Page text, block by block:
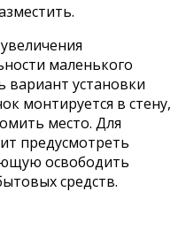
маленького
вариант установки
монтируется в стену,
место. Для
предусмотреть
освободить
средств.